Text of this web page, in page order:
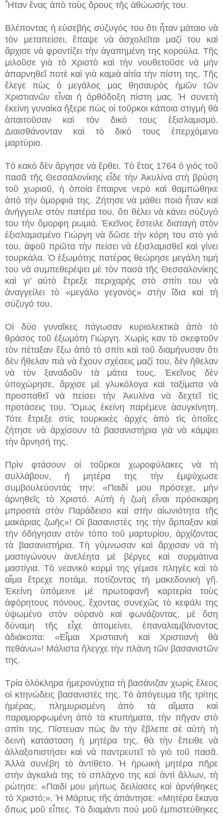
Ἦταν ἕνας ἀπὸ τοὺς ὅρους τῆς ἀθώωσής του.
Βλέποντας ἡ εὐσεβὴς σύζυγός του ὅτι ἦταν μάταιο νὰ
τὸν μεταπείσει, ἔπαψε νὰ ἀσχολεῖται μαζί του καὶ
ἄρχισε νὰ φροντίζει τὴν ἀγαπημένη της κορούλα. Τῆς
μιλοῦσε γιὰ τὸ Χριστὸ καὶ τὴν νουθετοῦσε νὰ μὴν
ἀπαρνηθεῖ ποτὲ καὶ γιὰ καμιὰ αἰτία τὴν πίστη της. Τῆς
ἔλεγε πὼς ὁ μεγάλος μας θησαυρὸς ἠμῶν τῶν
Χριστιανῶν εἶναι ἡ ὀρθόδοξη πίστη μας. Ἡ συνετὴ
ἐκείνη γυναίκα ἤξερε πὼς οἱ τοῦρκοι κάποια στιγμὴ θὰ
ἀπαιτοῦσαν καὶ τὸν δικό τους ἐξισλαμισμό.
Διαισθάνονταν καὶ τὸ δικό τους ἐπερχόμενο
μαρτύριο.
Τὸ κακὸ δὲν ἄργησε νὰ ἔρθει. Τὸ ἔτος 1764 ὁ γιὸς τοῦ
πασᾶ τῆς Θεσσαλονίκης εἶδε τὴν Ἀκυλίνα στὴ βρύση
τοῦ χωριοῦ, ἡ ὁποία ἔπαιρνε νερὸ καὶ θαμπώθηκε
ἀπὸ τὴν ὀμορφιά της. Ζήτησε νὰ μάθει ποιὰ ἦταν καὶ
ἀνήγγειλε στὸν πατέρα του, ὅτι θέλει νὰ κάνει σύζυγό
του τὴν ὄμορφη ρωμιά. Ἐκεῖνος ἔστειλε διαταγὴ στὸν
ἐξισλαμισμένο Γιώργη νὰ δῶσε τὴν κόρη του στὸ γιό
του, ἀφοῦ πρῶτα τὴν πείσει νὰ ἐξισλαμισθεῖ καὶ γίνει
τουρκάλα. Ὁ ἐξωμότης πατέρας θεώρησε μεγάλη τιμή
του νὰ συμπεθερέψει μὲ τὸν πασὰ τῆς Θεσσαλονίκης
καὶ γι’ αὐτὸ ἔτρεξε περιχαρὴς στὸ σπίτι του νὰ
ἀναγγείλει τὸ «μεγάλο γεγονὸς» στὴν ἴδια καὶ τὴ
σύζυγό του.
Οἱ δύο γυναῖκες πάγωσαν κυριολεκτικὰ ἀπὸ τὸ
θράσος τοῦ ἐξωμότη Γιώργη. Χωρὶς καν τὸ σκεφτοῦν
τὸν πέταξαν ἔξω ἀπὸ τὸ σπίτι καὶ τοῦ διαμήνυσαν ὅτι
δὲν ἤθελαν πιὰ νὰ ἔχουν σχέσεις μαζί του, δὲν ἤθελαν
νὰ τὸν ξαναδοῦν τὰ μάτια τους. Ἐκεῖνος δὲν
ὑποχώρησε, ἄρχισε μὲ γλυκόλογα καὶ ταξίματα νὰ
προσπαθεῖ νὰ πείσει τὴν Ἀκυλίνα νὰ δεχτεῖ τὶς
προτάσεις του. Ὅμως ἐκείνη παρέμενε ἀσυγκίνητη.
Τότε ἔτρεξε στὶς τουρκικὲς ἀρχές ἀπὸ τὶς ὁποῖες
ζήτησε νὰ ἀρχίσουν τὰ βασανιστήρια γιὰ νὰ κάμψει
τὴν ἄρνησή της.
Πρὶν φτάσουν οἱ τοῦρκοι χωροφύλακες νὰ τὴ
συλλάβουν, ἡ μητέρα της τὴν ἐμψύχωσε
συμβουλεύοντάς την: «Παιδί μου πρόσεχε, μὴν
ἀρνηθεῖς τὸ Χριστό. Αὐτὴ ἡ ζωὴ εἶναι πρόσκαιρη
μπροστὰ στὸν Παράδεισο καὶ στὴν αἰωνιότητα τῆς
μακάριας ζωῆς»! Οἱ βασανιστὲς της τὴν ἅρπαξαν καὶ
τὴν ὁδήγησαν στὸν τόπο τοῦ μαρτυρίου, ἀρχίζοντας
τὰ βασανιστήρια. Τὴ γύμνωσαν καὶ ἄρχισαν νὰ τὴ
μαστιγώνουν ἀνελέητα μὲ βέργες καὶ συρμάτινα
μαστίγια. Τὸ νεανικὸ κορμὶ της γέμισε πληγὲς καὶ τὸ
αἷμα ἔτρεχε ποτάμι, ποτίζοντας τὴ μακεδονικὴ γῆ.
Ἐκείνη ὑπόμεινε μὲ πρωτοφανῆ καρτερία τοὺς
ἀφόρητους πόνους, ἔχοντας συνεχῶς τὸ κεφάλι της
ὑψωμένο στὸν οὐρανὸ καὶ φωνάζοντας, μὲ ὅση
δύναμη τῆς εἶχε ἀπομείνει, ἐπαναλαμβάνοντας
ἀδιάκοπα: «Εἶμαι Χριστιανὴ καὶ Χριστιανὴ θὰ
πεθάνω»! Μάλιστα ἤλεγχε τὴν πλάνη τῶν βασανιστῶν
της.
Τρία ὁλόκληρα ἡμερονύχτια τὴ βασάνιζαν χωρὶς ἔλεος
οἱ κτηνώδεις βασανιστές της. Τὸ ἀπόγευμα τῆς τρίτης
ἡμέρας, πλημυρισμένη ἀπὸ τὰ αἵματα καὶ
παραμορφωμένη ἀπὸ τὰ κτυπήματα, τὴν πῆγαν στὸ
σπίτι της. Πίστευαν πὼς ἂν τὴν ἔβλεπε σὲ αὐτὴ τὴ
δεινὴ κατάσταση ἡ μητέρα της, θὰ τὴν ἔπειθε νὰ
ἀλλαξοπιστήσει καὶ νὰ παντρευτεῖ τὸ γιὸ τοῦ πασᾶ.
Ἀλλὰ συνέβη τὸ ἀντίθετο. Ἡ ἡρωικὴ μητέρα πῆρε
στὴν ἀγκαλιὰ της τὸ σπλάχνο της καὶ ἀντὶ ἄλλων, τὴ
ρώτησε: «Παιδί μου μήπως δειλίασες καὶ ἀρνήθηκες
τὸ Χριστό;». Ἡ Μάρτυς τῆς ἀπάντησε: «Μητέρα ἔκανα
ὅπως μοῦ εἶπες. Τὸ διαμάντι πού μοῦ ἐμπιστεύθηκες